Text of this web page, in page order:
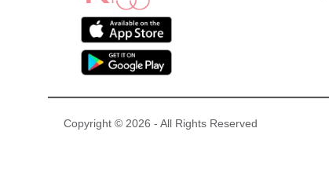
Copyright © 2026 - All Rights Reserved